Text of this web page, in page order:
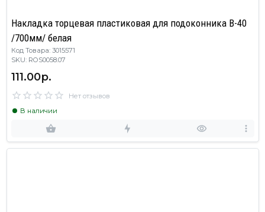
Накладка торцевая пластиковая для подоконника В-40
/700мм/ белая
Код Товара: 3015571
SKU: ROS0058.07
111.00р.
Нет отзывов
В наличии